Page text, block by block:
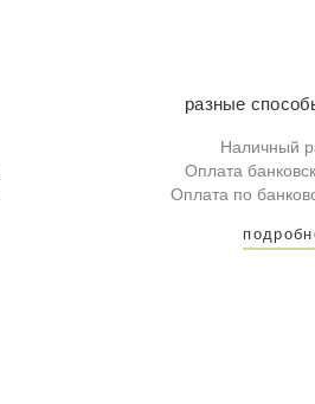
разные
Наличный
Оплата
Оплата по